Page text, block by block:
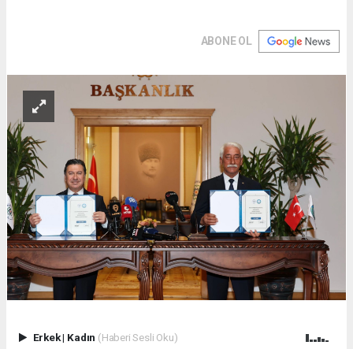
ABONE OL
Erkek| Kadın (Haberi Sesli Oku)